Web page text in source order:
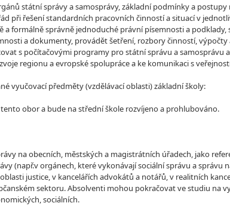
státní správy a samosprávy, základní podmínky a
při řešení standardních pracovních činností a situací v
a formálně správně jednoduché právní písemnosti a
a dokumenty, provádět šetření, rozbory činností,
s počítačovými programy pro státní správu a samosprávu
regionu a evropské spolupráce a ke komunikaci s
vyučovací předměty (vzdělávací oblasti) základní školy:
obor a bude na střední škole rozvíjeno a prohlubováno.
na obecních, městských a magistrátních úřadech, jako
(např.v orgánech, které vykonávají sociální správu a správu
justice, v kancelářích advokátů a notářů, v realitních
sektoru. Absolventi mohou pokračovat ve studiu na
sociálních.